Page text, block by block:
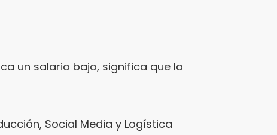
un salario bajo, significa que la
Social Media y Logística